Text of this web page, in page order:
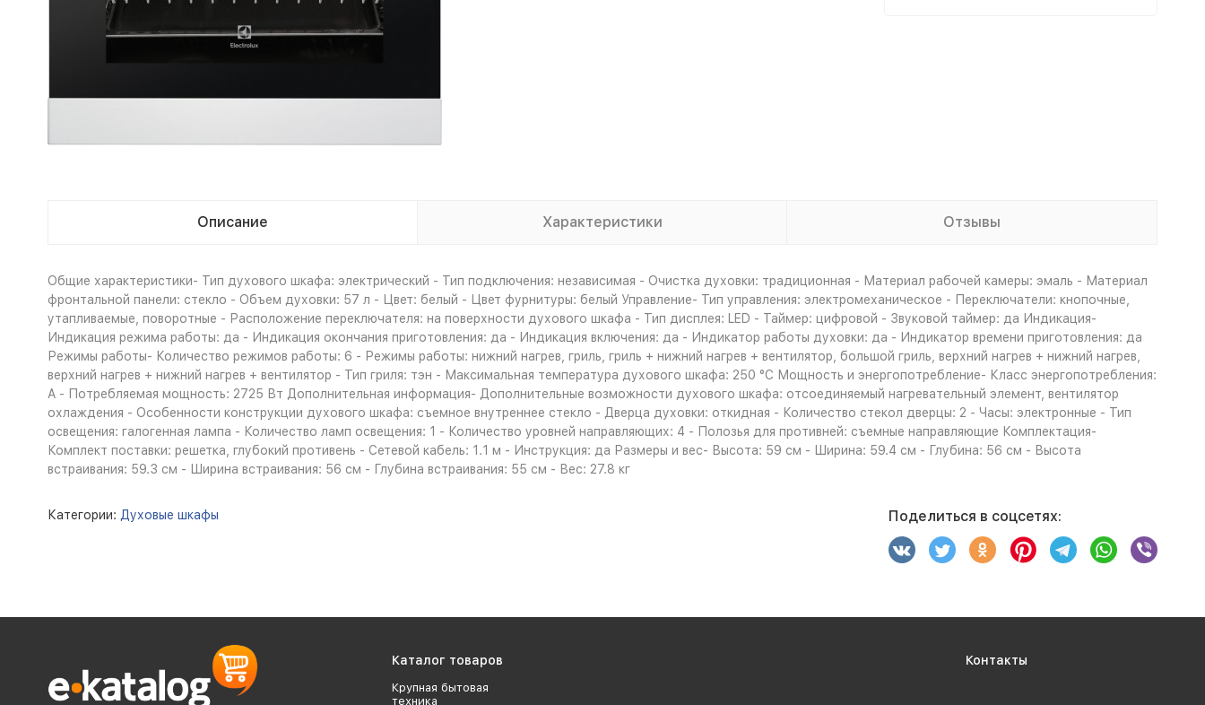
Описание Характеристики Отзывы
Общие характеристики- Тип духового шкафа: электрический - Тип подключения: независимая - Очистка духовки: традиционная - Материал рабочей камеры: эмаль - Материал
фронтальной панели: стекло - Объем духовки: 57 л - Цвет: белый - Цвет фурнитуры: белый Управление- Тип управления: электромеханическое - Переключатели: кнопочные,
утапливаемые, поворотные - Расположение переключателя: на поверхности духового шкафа - Тип дисплея: LED - Таймер: цифровой - Звуковой таймер: да Индикация-
Индикация режима работы: да - Индикация окончания приготовления: да - Индикация включения: да - Индикатор работы духовки: да - Индикатор времени приготовления: да
Режимы работы- Количество режимов работы: 6 - Режимы работы: нижний нагрев, гриль, гриль + нижний нагрев + вентилятор, большой гриль, верхний нагрев + нижний нагрев,
верхний нагрев + нижний нагрев + вентилятор - Тип гриля: тэн - Максимальная температура духового шкафа: 250 °С Мощность и энергопотребление- Класс энергопотребления:
A - Потребляемая мощность: 2725 Вт Дополнительная информация- Дополнительные возможности духового шкафа: отсоединяемый нагревательный элемент, вентилятор
охлаждения - Особенности конструкции духового шкафа: съемное внутреннее стекло - Дверца духовки: откидная - Количество стекол дверцы: 2 - Часы: электронные - Тип
освещения: галогенная лампа - Количество ламп освещения: 1 - Количество уровней направляющих: 4 - Полозья для противней: съемные направляющие Комплектация-
Комплект поставки: решетка, глубокий противень - Сетевой кабель: 1.1 м - Инструкция: да Размеры и вес- Высота: 59 см - Ширина: 59.4 см - Глубина: 56 см - Высота
встраивания: 59.3 см - Ширина встраивания: 56 см - Глубина встраивания: 55 см - Вес: 27.8 кг
Категории: Духовые шкафы Поделиться в соцсетях:
Каталог товаров
Крупная бытовая
техника
Контакты